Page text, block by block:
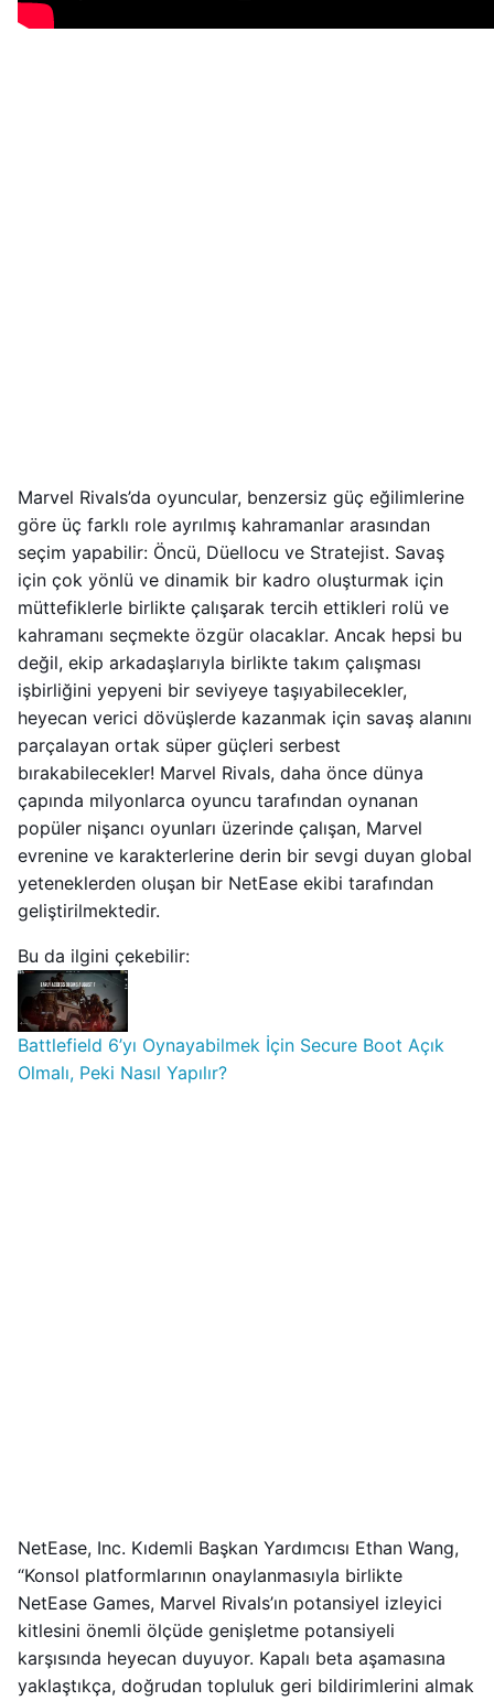
Marvel Rivals’da oyuncular, benzersiz güç eğilimlerine
göre üç farklı role ayrılmış kahramanlar arasından
seçim yapabilir: Öncü, Düellocu ve Stratejist. Savaş
için çok yönlü ve dinamik bir kadro oluşturmak için
müttefiklerle birlikte çalışarak tercih ettikleri rolü ve
kahramanı seçmekte özgür olacaklar. Ancak hepsi bu
değil, ekip arkadaşlarıyla birlikte takım çalışması
işbirliğini yepyeni bir seviyeye taşıyabilecekler,
heyecan verici dövüşlerde kazanmak için savaş alanını
parçalayan ortak süper güçleri serbest
bırakabilecekler! Marvel Rivals, daha önce dünya
çapında milyonlarca oyuncu tarafından oynanan
popüler nişancı oyunları üzerinde çalışan, Marvel
evrenine ve karakterlerine derin bir sevgi duyan global
yeteneklerden oluşan bir NetEase ekibi tarafından
geliştirilmektedir.
Bu da ilgini çekebilir:
Battlefield 6’yı Oynayabilmek İçin Secure Boot Açık
Olmalı, Peki Nasıl Yapılır?
NetEase, Inc. Kıdemli Başkan Yardımcısı Ethan Wang,
“Konsol platformlarının onaylanmasıyla birlikte
NetEase Games, Marvel Rivals’ın potansiyel izleyici
kitlesini önemli ölçüde genişletme potansiyeli
karşısında heyecan duyuyor. Kapalı beta aşamasına
yaklaştıkça, doğrudan topluluk geri bildirimlerini almak